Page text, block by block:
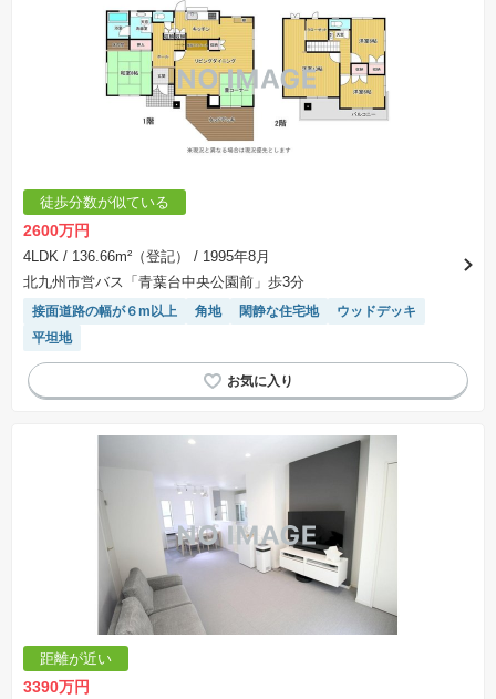
徒歩分数が似ている
2600万円
4LDK / 136.66m²（登記）
/ 1995年8月
北九州市営バス「青葉台中央公園前」歩3分
接面道路の幅が６m以上 角地 閑静な住宅地
ウッドデッキ
平坦地
距離が近い
3390万円